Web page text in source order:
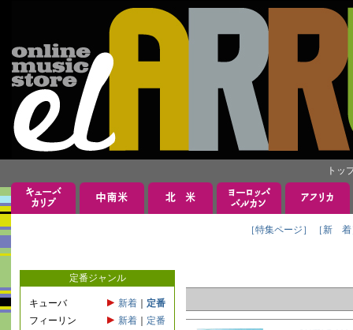
トッ
［特集ページ］ ［新 着
定番ジャンル
キューバ 新着
定番
フィーリン
新着
定番